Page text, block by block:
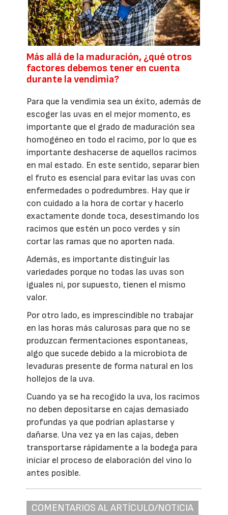
Más allá de la maduración, ¿qué otros
factores debemos tener en cuenta
durante la vendimia?
Para que la vendimia sea un éxito, además de
escoger las uvas en el mejor momento, es
importante que el grado de maduración sea
homogéneo en todo el racimo, por lo que es
importante deshacerse de aquellos racimos
en mal estado. En este sentido, separar bien
el fruto es esencial para evitar las uvas con
enfermedades o podredumbres. Hay que ir
con cuidado a la hora de cortar y hacerlo
exactamente donde toca, desestimando los
racimos que estén un poco verdes y sin
cortar las ramas que no aporten nada.
Además, es importante distinguir las
variedades porque no todas las uvas son
iguales ni, por supuesto, tienen el mismo
valor.
Por otro lado, es imprescindible no trabajar
en las horas más calurosas para que no se
produzcan fermentaciones espontaneas,
algo que sucede debido a la microbiota de
levaduras presente de forma natural en los
hollejos de la uva.
Cuando ya se ha recogido la uva, los racimos
no deben depositarse en cajas demasiado
profundas ya que podrían aplastarse y
dañarse. Una vez ya en las cajas, deben
transportarse rápidamente a la bodega para
iniciar el proceso de elaboración del vino lo
antes posible.
COMENTARIOS AL ARTÍCULO/NOTICIA